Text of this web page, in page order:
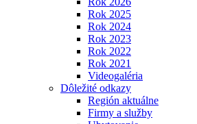
Rok 2025
Rok 2024
Rok 2023
Rok 2022
Rok 2021
Videogaléria
Dôležité odkazy
Región aktuálne
Firmy a služby